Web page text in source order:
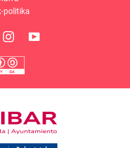
politika